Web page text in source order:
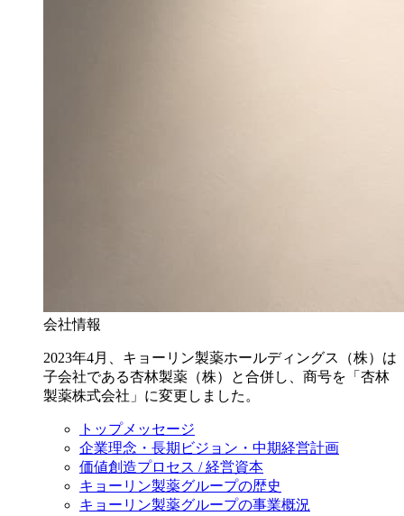
会社情報
2023年4月、キョーリン製薬ホールディングス（株）は
子会社である杏林製薬（株）と合併し、商号を「杏林
製薬株式会社」に変更しました。
トップメッセージ
企業理念・長期ビジョン・中期経営計画
価値創造プロセス / 経営資本
キョーリン製薬グループの歴史
キョーリン製薬グループの事業概況